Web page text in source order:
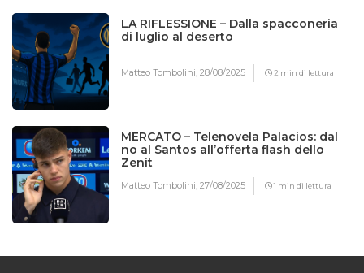
LA RIFLESSIONE – Dalla spacconeria
di luglio al deserto
Matteo Tombolini,28/08/2025 2 min di lettura
MERCATO – Telenovela Palacios: dal
no al Santos all’offerta flash dello
Zenit
Matteo Tombolini,27/08/2025 1 min di lettura